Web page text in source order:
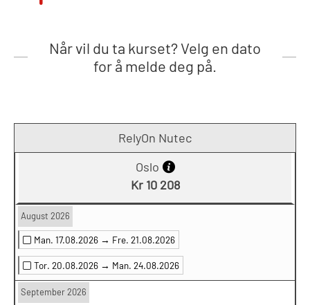
Når vil du ta kurset? Velg en dato
for å melde deg på.
RelyOn Nutec
Oslo
Kr 10 208
August 2026
Man. 17.08.2026 → Fre. 21.08.2026
Tor. 20.08.2026 → Man. 24.08.2026
September 2026